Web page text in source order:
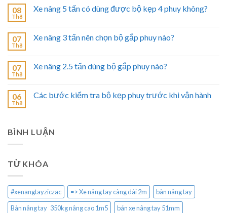
08
Th8
Xe nâng 5 tấn có dùng được bộ kẹp 4 phuy không?
07
Th8
Xe nâng 3 tấn nên chọn bộ gắp phuy nào?
07
Th8
Xe nâng 2.5 tấn dùng bộ gắp phuy nào?
06
Th8
Các bước kiểm tra bộ kẹp phuy trước khi vận hành
BÌNH LUẬN
TỪ KHÓA
#xenangtayziczac => Xe nâng tay càng dài 2m
bàn nâng tay
Bàn nâng tay 350kg nâng cao 1m5
bán xe nâng tay 51mm